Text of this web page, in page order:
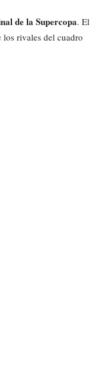
de la Supercopa. El
los rivales del cuadro